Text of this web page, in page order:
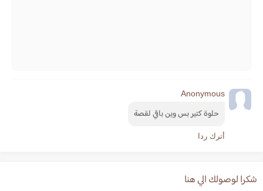
Anonymous
حلوة كتير بس وين باقي لقصة
أترك ردا
شكرا لوصولك الي هنا